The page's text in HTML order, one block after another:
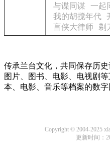
与谍同谋
一起
我的胡搅年代
盲侠大律师
剃
传承兰台文化，共同保存历
图片、图书、电影、电视剧
本、电影、音乐等档案的数字
Copyright © 2004-2025
更新时间：